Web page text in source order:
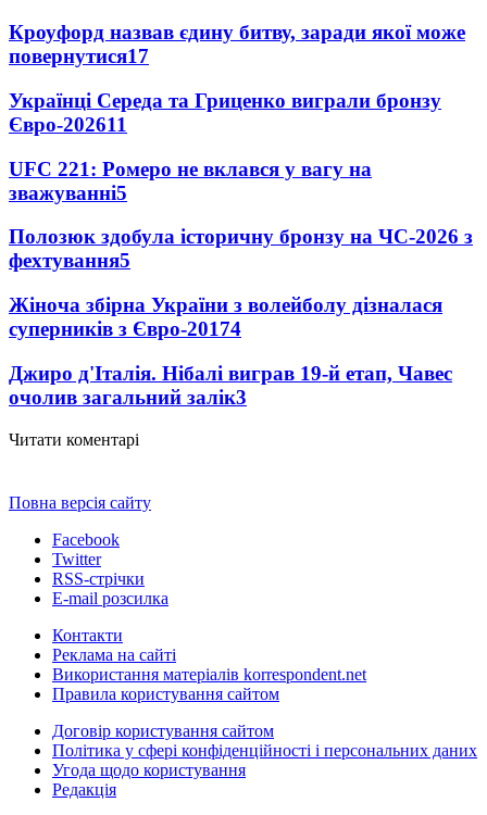
Кроуфорд назвав єдину битву, заради якої може
повернутися17
Українці Середа та Гриценко виграли бронзу
Євро-202611
UFC 221: Ромеро не вклався у вагу на
зважуванні5
Полозюк здобула історичну бронзу на ЧС-2026 з
фехтування5
Жіноча збірна України з волейболу дізналася
суперників з Євро-20174
Джиро д'Італія. Нібалі виграв 19-й етап, Чавес
очолив загальний залік3
Читати коментарі
Повна версія сайту
Facebook
Twitter
RSS-стрічки
E-mail розсилка
Контакти
Реклама на сайті
Використання матеріалів korrespondent.net
Правила користування сайтом
Договір користування сайтом
Політика у сфері конфіденційності і персональних даних
Угода щодо користування
Редакція